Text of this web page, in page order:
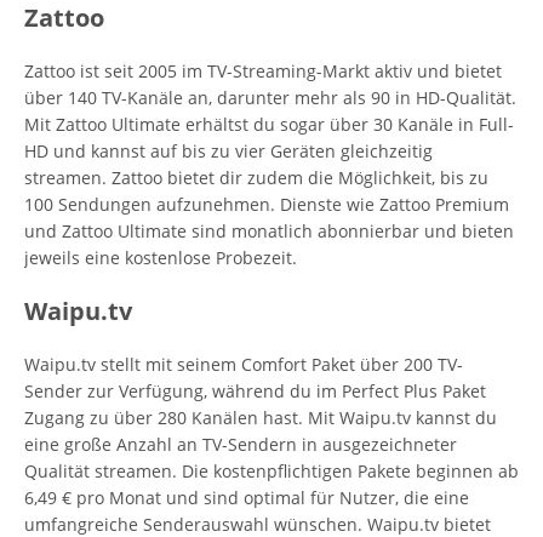
Zattoo
Zattoo ist seit 2005 im TV-Streaming-Markt aktiv und bietet
über 140 TV-Kanäle an, darunter mehr als 90 in HD-Qualität.
Mit Zattoo Ultimate erhältst du sogar über 30 Kanäle in Full-
HD und kannst auf bis zu vier Geräten gleichzeitig
streamen. Zattoo bietet dir zudem die Möglichkeit, bis zu
100 Sendungen aufzunehmen. Dienste wie Zattoo Premium
und Zattoo Ultimate sind monatlich abonnierbar und bieten
jeweils eine kostenlose Probezeit.
Waipu.tv
Waipu.tv stellt mit seinem Comfort Paket über 200 TV-
Sender zur Verfügung, während du im Perfect Plus Paket
Zugang zu über 280 Kanälen hast. Mit Waipu.tv kannst du
eine große Anzahl an TV-Sendern in ausgezeichneter
Qualität streamen. Die kostenpflichtigen Pakete beginnen ab
6,49 € pro Monat und sind optimal für Nutzer, die eine
umfangreiche Senderauswahl wünschen. Waipu.tv bietet